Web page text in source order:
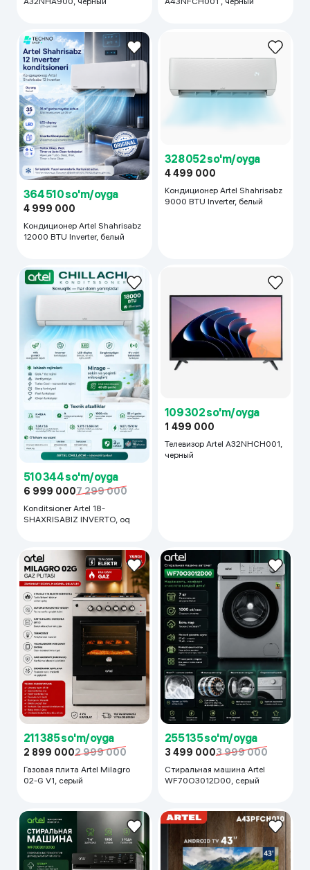
364 510 so'm/oyga
4 999 000
12000 BTU Inverter, белый
328 052 so'm/oyga
4 499 000
9000 BTU Inverter, белый
510 344 so'm/oyga
6 999 0007 299 000
SHAXRISABIZ INVERTO, oq
109 302 so'm/oyga
1 499 000
черный
211 385 so'm/oyga
2 899 000 2 999 000
02-G V1, серый
255 135 so'm/oyga
3 499 0003 999 000
WF70O3012D00, серый